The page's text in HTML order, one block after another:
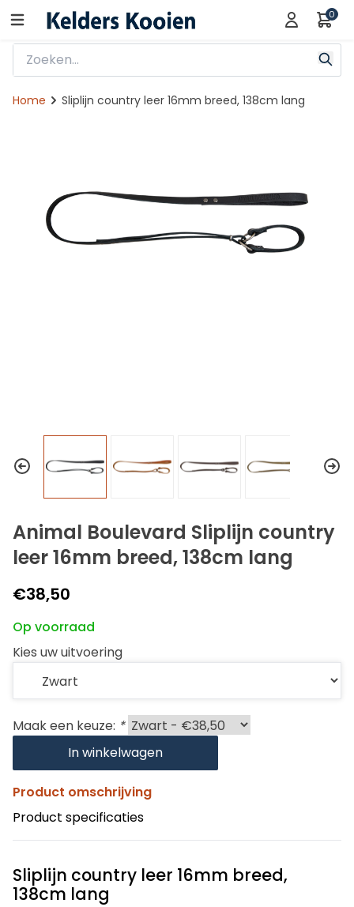
0
Home Sliplijn country leer 16mm breed, 138cm lang
Animal Boulevard Sliplijn country
leer 16mm breed, 138cm lang
€38,50
Op voorraad
Kies uw uitvoering
Maak een keuze: *
In winkelwagen
Product omschrijving
Product specificaties
Sliplijn country leer 16mm breed,
138cm lang